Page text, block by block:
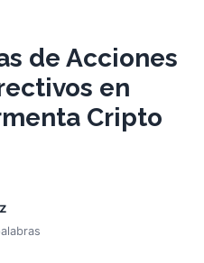
de Acciones
en
Cripto